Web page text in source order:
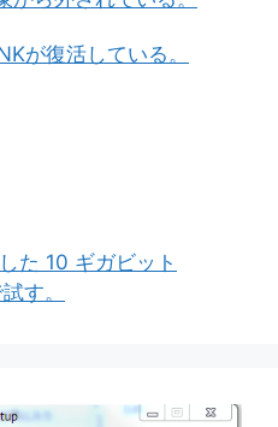
が復活している。
た 10 ギガビット
す。